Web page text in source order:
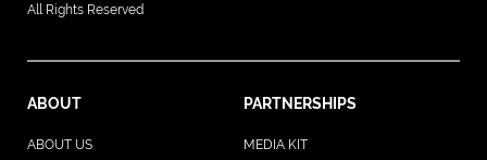
All Rights Reserved
ABOUT PARTNERSHIPS
ABOUT US MEDIA KIT